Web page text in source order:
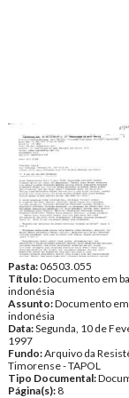
Pasta:06503.055
Título:Documento em
indonésia
Assunto:Documento em
indonésia
Data:Segunda, 10 de
1997
Fundo:Arquivo da
Timorense - TAPOL
Tipo Documental:
Página(s): 8